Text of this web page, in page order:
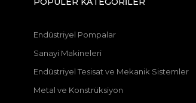
Endüstriyel Pompalar
Sanayi Makineleri
Endüstriyel Tesisat ve Mekanik Sistemler
Metal ve Konstrüksiyon